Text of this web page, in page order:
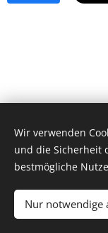
© 2026 by
All
Wir verwenden
und die Sicherheit
bestmögliche
Nur notwendige